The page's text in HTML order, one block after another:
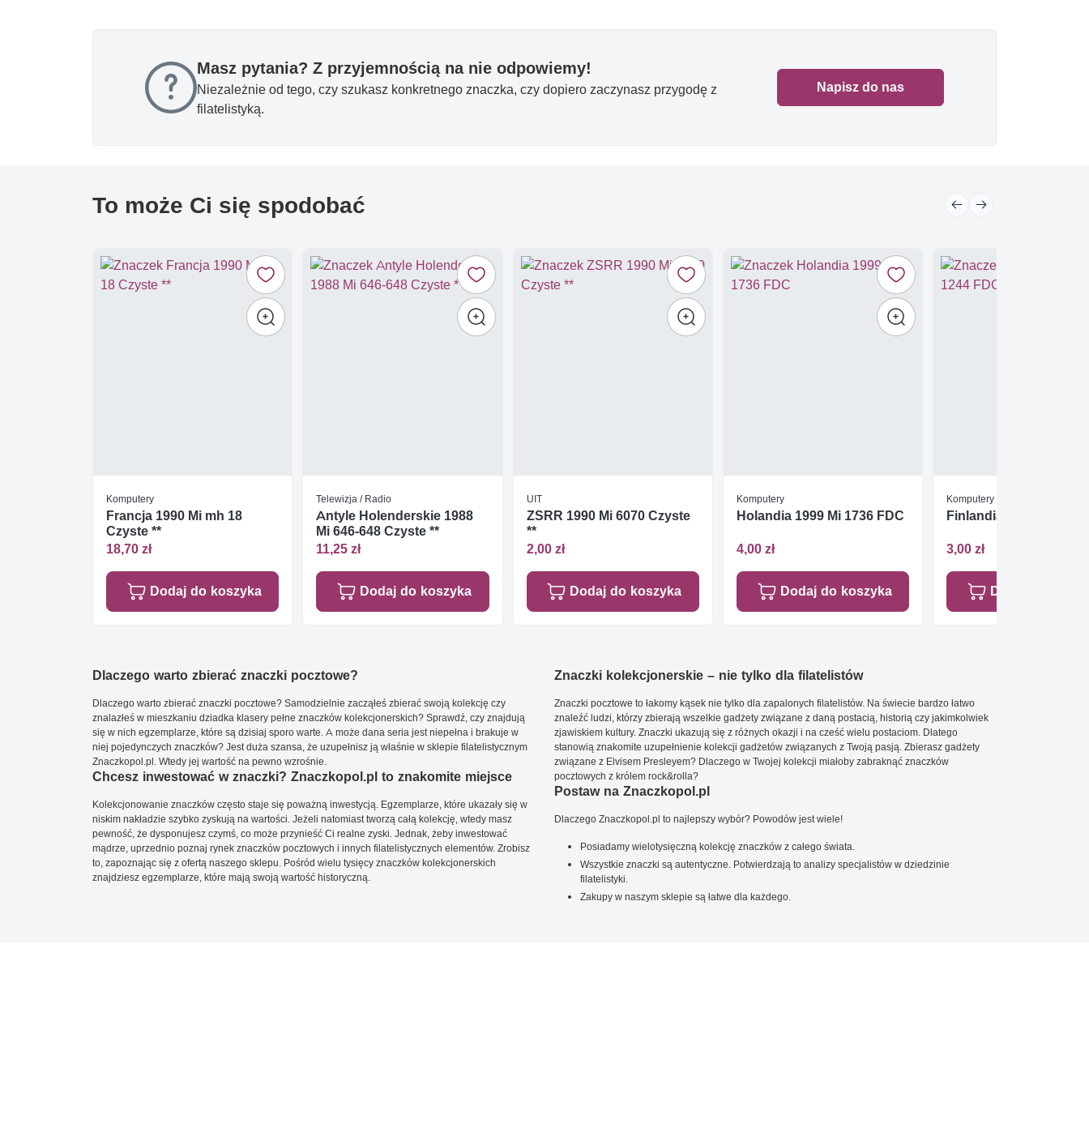
Masz pytania? Z przyjemnością na nie odpowiemy!
Niezależnie od tego, czy szukasz konkretnego znaczka, czy dopiero zaczynasz przygodę z
filatelistyką.
Napisz do nas
To może Ci się spodobać
Komputery
Francja 1990 Mi mh 18
Czyste **
18,70 zł
Dodaj do koszyka
Telewizja / Radio
Antyle Holenderskie 1988
Mi 646-648 Czyste **
11,25 zł
Dodaj do koszyka
UIT
ZSRR 1990 Mi 6070 Czyste
**
2,00 zł
Dodaj do koszyka
Komputery
Holandia 1999 Mi 1736 FDC
4,00 zł
Dodaj do koszyka
Komputery
Finlandia 1994 Mi 1244
3,00 zł
Dodaj do
Dlaczego warto zbierać znaczki pocztowe?
Dlaczego warto zbierać znaczki pocztowe? Samodzielnie zacząłeś zbierać swoją kolekcję czy
znalazłeś w mieszkaniu dziadka klasery pełne znaczków kolekcjonerskich? Sprawdź, czy znajdują
się w nich egzemplarze, które są dzisiaj sporo warte. A może dana seria jest niepełna i brakuje w
niej pojedynczych znaczków? Jest duża szansa, że uzupełnisz ją właśnie w sklepie filatelistycznym
Znaczkopol.pl. Wtedy jej wartość na pewno wzrośnie.
Chcesz inwestować w znaczki? Znaczkopol.pl to znakomite miejsce
Kolekcjonowanie znaczków często staje się poważną inwestycją. Egzemplarze, które ukazały się w
niskim nakładzie szybko zyskują na wartości. Jeżeli natomiast tworzą całą kolekcję, wtedy masz
pewność, że dysponujesz czymś, co może przynieść Ci realne zyski. Jednak, żeby inwestować
mądrze, uprzednio poznaj rynek znaczków pocztowych i innych filatelistycznych elementów. Zrobisz
to, zapoznając się z ofertą naszego sklepu. Pośród wielu tysięcy znaczków kolekcjonerskich
znajdziesz egzemplarze, które mają swoją wartość historyczną.
Znaczki kolekcjonerskie – nie tylko dla filatelistów
Znaczki pocztowe to łakomy kąsek nie tylko dla zapalonych filatelistów. Na świecie bardzo łatwo
znaleźć ludzi, którzy zbierają wszelkie gadżety związane z daną postacią, historią czy jakimkolwiek
zjawiskiem kultury. Znaczki ukazują się z różnych okazji i na cześć wielu postaciom. Dlatego
stanowią znakomite uzupełnienie kolekcji gadżetów związanych z Twoją pasją. Zbierasz gadżety
związane z Elvisem Presleyem? Dlaczego w Twojej kolekcji miałoby zabraknąć znaczków
pocztowych z królem rock&rolla?
Postaw na Znaczkopol.pl
Dlaczego Znaczkopol.pl to najlepszy wybór? Powodów jest wiele!
Posiadamy wielotysięczną kolekcję znaczków z całego świata.
Wszystkie znaczki są autentyczne. Potwierdzają to analizy specjalistów w dziedzinie
filatelistyki.
Zakupy w naszym sklepie są łatwe dla każdego.